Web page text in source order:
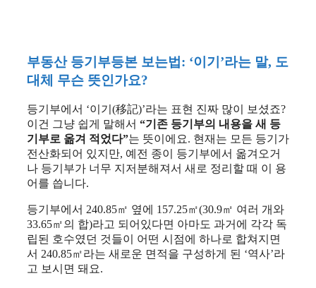
부동산 등기부등본 보는법 : ‘이기’라는 말, 도
대체 무슨 뜻인가요?
등기부에서 ‘이기(移記)’라는 표현 진짜 많이 보셨죠?
이건 그냥 쉽게 말해서 “기존 등기부의 내용을 새 등
기부로 옮겨 적었다”는 뜻이에요. 현재는 모든 등기가
전산화되어 있지만, 예전 종이 등기부에서 옮겨오거
나 등기부가 너무 지저분해져서 새로 정리할 때 이 용
어를 씁니다.
등기부에서 240.85㎡ 옆에 157.25㎡(30.9㎡ 여러 개와
33.65㎡의 합)라고 되어있다면 아마도 과거에 각각 독
립된 호수였던 것들이 어떤 시점에 하나로 합쳐지면
서 240.85㎡라는 새로운 면적을 구성하게 된 ‘역사’라
고 보시면 돼요.